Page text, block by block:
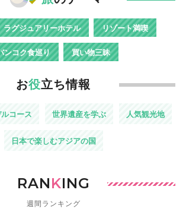
ラグジュアリーホテル リゾート満喫
ンコク食巡り 買い物三昧
お役立ち情報
コース 世界遺産を学ぶ 人気観光地
日本で楽しむアジアの国
RANKING
週間ランキング